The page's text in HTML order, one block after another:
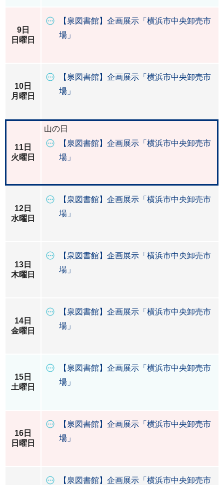
9日
日曜日
【泉図書館】企画展示「横浜市中央卸売市
場」
10日
月曜日
【泉図書館】企画展示「横浜市中央卸売市
場」
11日
火曜日
山の日
【泉図書館】企画展示「横浜市中央卸売市
場」
12日
水曜日
【泉図書館】企画展示「横浜市中央卸売市
場」
13日
木曜日
【泉図書館】企画展示「横浜市中央卸売市
場」
14日
金曜日
【泉図書館】企画展示「横浜市中央卸売市
場」
15日
土曜日
【泉図書館】企画展示「横浜市中央卸売市
場」
16日
日曜日
【泉図書館】企画展示「横浜市中央卸売市
場」
【泉図書館】企画展示「横浜市中央卸売市